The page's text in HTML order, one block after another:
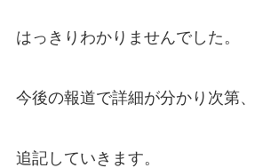
はっきりわかりませんでした。
今後の報道で詳細が分かり次第、
追記していきます。